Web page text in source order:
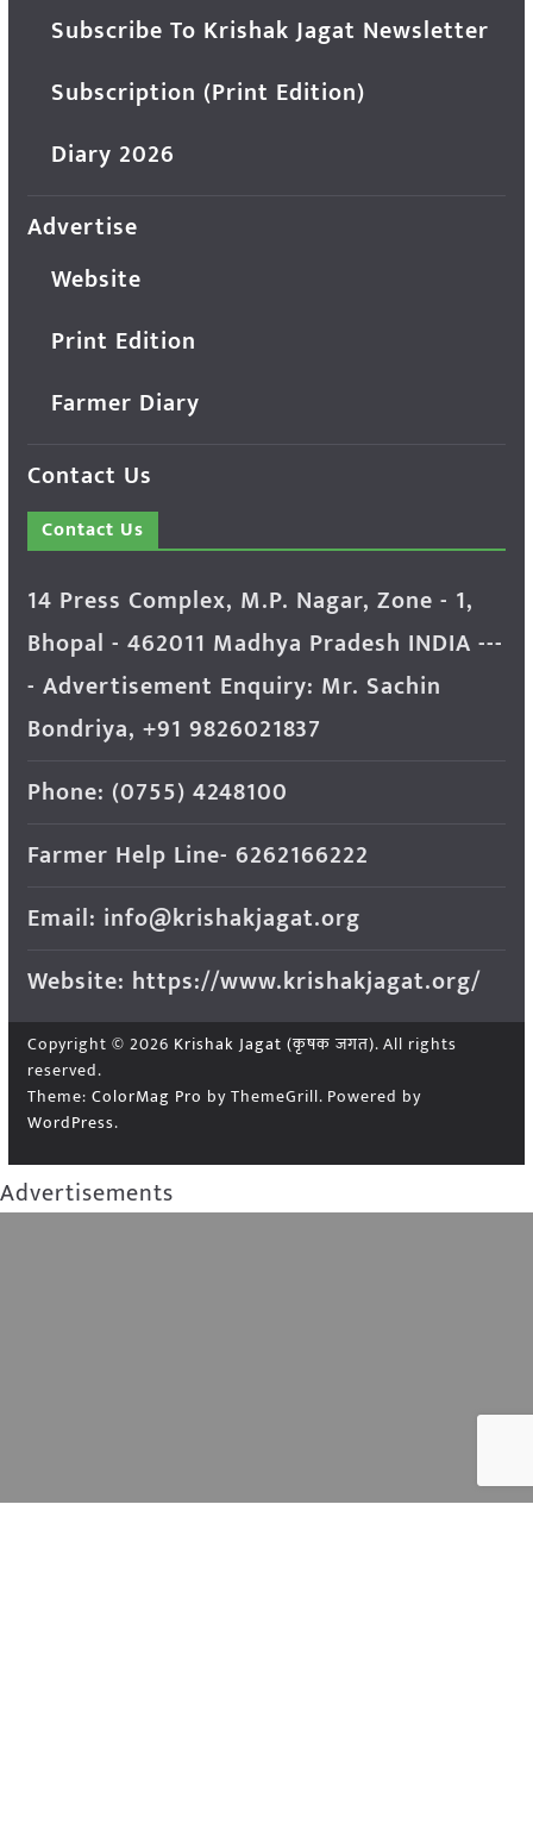
Subscribe To Krishak Jagat Newsletter
Subscription (Print Edition)
Diary 2026
Advertise
Website
Print Edition
Farmer Diary
Contact Us
Contact Us
14 Press Complex, M.P. Nagar, Zone - 1,
Bhopal - 462011 Madhya Pradesh INDIA ---
- Advertisement Enquiry: Mr. Sachin
Bondriya, +91 9826021837
Phone: (0755) 4248100
Farmer Help Line- 6262166222
Email: info@krishakjagat.org
Website: https://www.krishakjagat.org/
Copyright © 2026 Krishak Jagat (कृषक जगत). All rights
reserved.
Theme: ColorMag Pro by ThemeGrill. Powered by
WordPress.
Advertisements